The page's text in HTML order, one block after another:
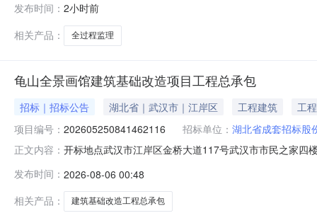
术开发区公共资源交易中心开标形式资格预审办理意见
发布时间： 2小时前
相关产品：
全过程监理
龟山全景画馆建筑基础改造项目工程总承包
招标｜招标公告 湖北省｜武汉市｜江岸区 工程建筑
工程
项目编号： 202605250841462116 招标单位： 湖北省成套招标股
正文内容： 开标地点武汉市江岸区金桥大道117号武汉市市民之家
心开标形式不见面开标办理意见项目类型建设工程项目
发布时间： 2026-08-06 00:48
相关产品：
建筑基础改造工程总承包